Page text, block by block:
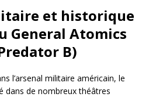
et historique
General Atomics
B)
l’arsenal militaire américain, le
dans de nombreux théâtres